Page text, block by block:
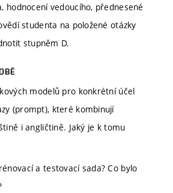
hodnocení vedoucího, přednesené
studenta na položené otázky
stupněm D.
modelů pro konkrétní účel
(prompt), které kombinují
i angličtině. Jaký je k tomu
a testovací sada? Co bylo